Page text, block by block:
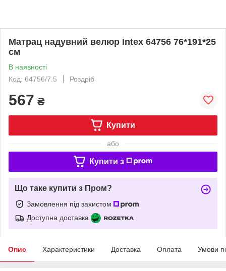
Матрац надувний велюр Intex 64756 76*191*25
см
В наявності
Код: 64756/7.5
Роздріб
567 ₴
Купити
або
Купити з
Що таке купити з Пром?
Замовлення під захистом
Доступна доставка
Опис Характеристики Доставка Оплата Умови